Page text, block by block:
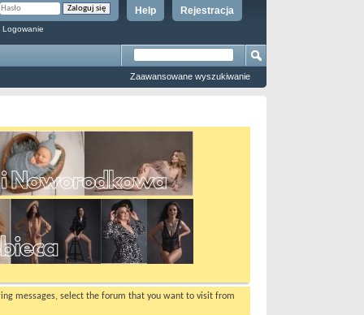
Rejestracja
Help
Zaawansowane wyszukiwanie
messages, select the forum that you want to visit from